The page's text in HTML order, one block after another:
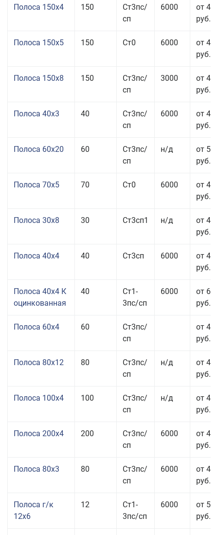
Полоса 150x4 150
Ст3пс/
сп
6000
от 46
руб.
Полоса 150x5 150 Ст0 6000
от 46
руб.
Полоса 150x8 150
Ст3пс/
сп
3000
от 42
руб.
Полоса 40x3 40
Ст3пс/
сп
6000
от 46
руб.
Полоса 60x20 60
Ст3пс/
сп
н/д
от 53
руб.
Полоса 70x5 70 Ст0 6000
от 45
руб.
Полоса 30x8 30 Ст3сп1 н/д
от 44
руб.
Полоса 40x4 40 Ст3сп 6000
от 43
руб.
Полоса 40x4 К
оцинкованная
40
Ст1-
3пс/сп
6000
от 68
руб.
Полоса 60x4 60
Ст3пс/
сп
от 43
руб.
Полоса 80x12 80
Ст3пс/
сп
н/д
от 46
руб.
Полоса 100x4 100
Ст3пс/
сп
н/д
от 44
руб.
Полоса 200x4 200
Ст3пс/
сп
6000
от 48
руб.
Полоса 80x3 80
Ст3пс/
сп
6000
от 47
руб.
Полоса г/к
12x6
12
Ст1-
3пс/сп
6000
от 52
руб.